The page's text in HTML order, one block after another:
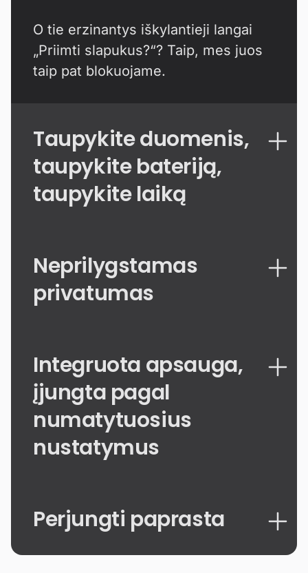
O tie erzinantys iškylantieji langai
„Priimti slapukus?“? Taip, mes juos
taip pat blokuojame.
Taupykite duomenis,
taupykite bateriją,
taupykite laiką
Neprilygstamas
privatumas
Integruota apsauga,
įjungta pagal
numatytuosius
nustatymus
Perjungti paprasta